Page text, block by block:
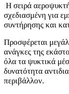
Η σειρά
σχεδιασμένη για
συντήρησης και
Προσφέρεται
ανάγκες της
όλα τα ψυκτικά
δυνατότητα
περιβάλλον.